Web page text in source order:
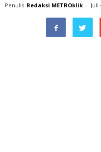
Penulis Redaksi METROklik - Juli